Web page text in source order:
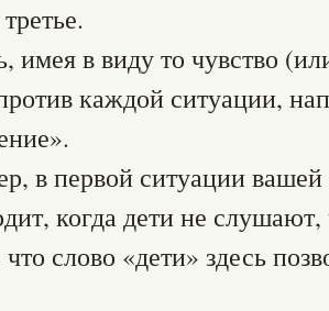
имея в виду то чувство
каждой ситуации,
в первой ситуации
когда дети не слушают,
слово «дети» здесь